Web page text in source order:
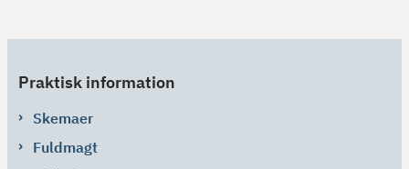
Praktisk information
Skemaer
Fuldmagt